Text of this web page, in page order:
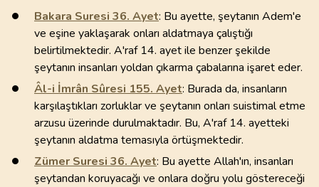
Bakara Suresi 36. Ayet: Bu ayette, şeytanın Adem'e
ve eşine yaklaşarak onları aldatmaya çalıştığı
belirtilmektedir. A'raf 14. ayet ile benzer şekilde
şeytanın insanları yoldan çıkarma çabalarına işaret eder.
Âl-i İmrân Sûresi 155. Ayet: Burada da, insanların
karşılaştıkları zorluklar ve şeytanın onları suistimal etme
arzusu üzerinde durulmaktadır. Bu, A'raf 14. ayetteki
şeytanın aldatma temasıyla örtüşmektedir.
Zümer Suresi 36. Ayet: Bu ayette Allah'ın, insanları
şeytandan koruyacağı ve onlara doğru yolu göstereceği